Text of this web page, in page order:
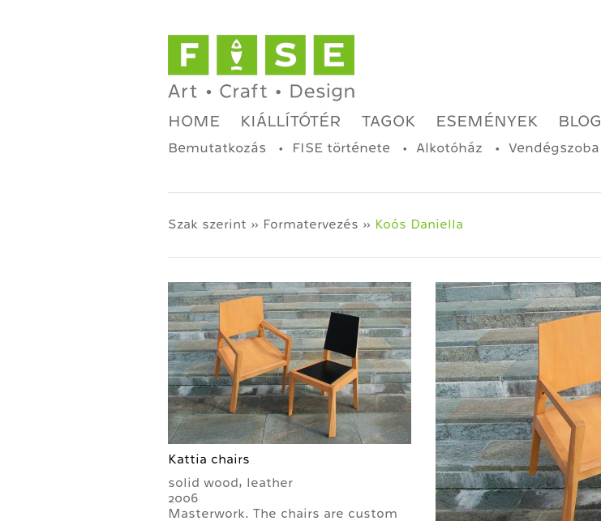
HOME KIÁLLÍTÓTÉR TAGOK ESEMÉNYEK BLOG
Bemutatkozás FISE története Alkotóház Vendégszoba
Szak szerint » Formatervezés » Koós Daniella
Kattia chairs
solid wood, leather
2006
Masterwork. The chairs are custom